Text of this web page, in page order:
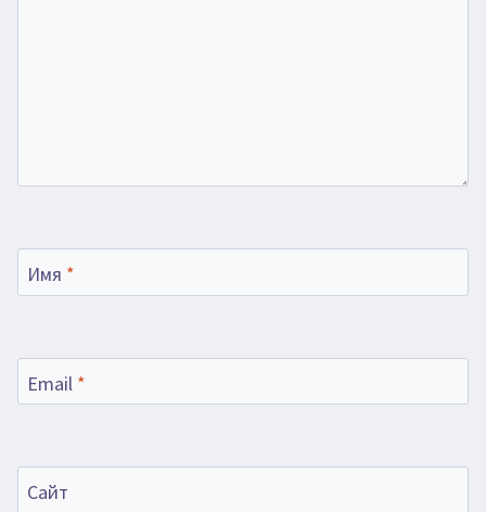
Имя *
Email *
Сайт